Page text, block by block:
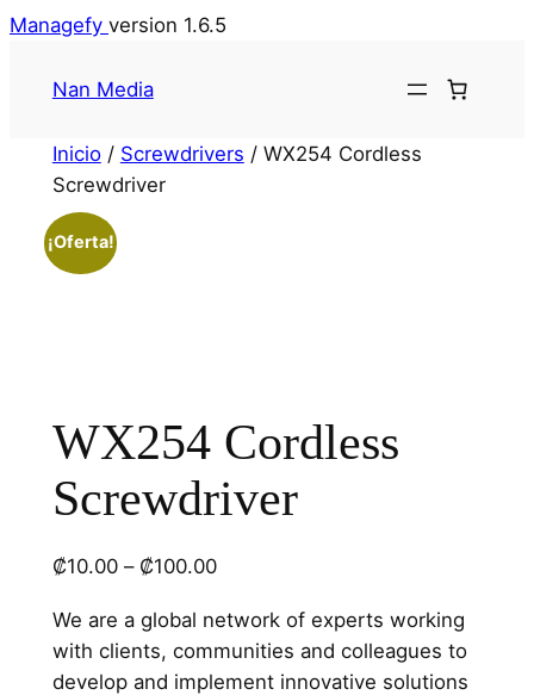
Managefy version 1.6.5
Nan Media
Inicio/ Screwdrivers / WX254 Cordless
Screwdriver
¡Oferta!
WX254 Cordless
Screwdriver
₡10.00 – ₡100.00
We are a global network of experts working
with clients, communities and colleagues to
develop and implement innovative solutions